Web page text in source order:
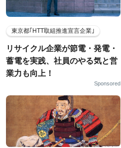
東京都｢HTT取組推進宣言企業｣
リサイクル企業が節電・発電・
蓄電を実践、社員のやる気と営
業力も向上！
Sponsored